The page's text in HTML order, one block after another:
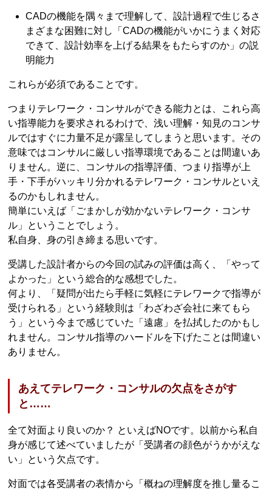
CADの機能を隅々まで理解して、設計過程で生じるさ
まざまな困難に対し「CADの機能がいかにうまく対応
できて、設計効率を上げる結果をもたらすのか」の説
明能力
これらが必須であることです。
つまりテレワーク・コンサルができる能力とは、これら高
い指導能力を要求されるわけで、浅い理解・知見のコンサ
ルではすぐに力量不足が露呈してしまうと思います。その
意味ではコンサルに厳しい指導環境であることは間違いあ
りません。逆に、コンサルの指導評価、つまり指導が上
手・下手がハッキリ分かれるテレワーク・コンサルといえ
るのかもしれません。
簡単にいえば「ごまかしが効かないテレワーク・コンサ
ル」ということでしょう。
私自身、身の引き締まる思いです。
受講した設計者からの今回の試みの評価は高く、「やって
よかった」という総合的な感想でした。
何より、「疑問が出たら手軽に気軽にテレワークで指導が
受けられる」という経験則は「わざわざ会社に来てもら
う」という今まで感じていた「遠慮」を払拭したのかもし
れません。コンサル指導のハードルを下げたことは間違い
ありません。
あえてテレワーク・コンサルの欠点をさがす
と……
全て対面より良いのか？ といえばNOです。以前から私自
身が感じて述べていましたが「受講者の顔色がうかがえな
い」という欠点です。
対面では各受講者の表情から「概ねの理解度を推し量るこ